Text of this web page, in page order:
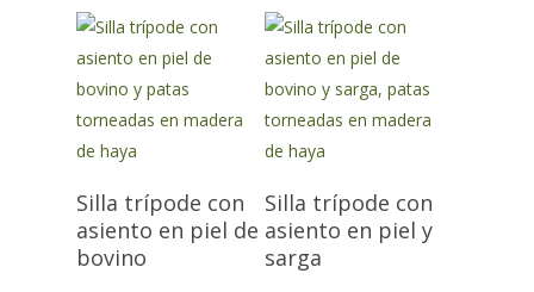
Silla trípode con
asiento en piel de
bovino
Silla trípode con
asiento en piel y
sarga